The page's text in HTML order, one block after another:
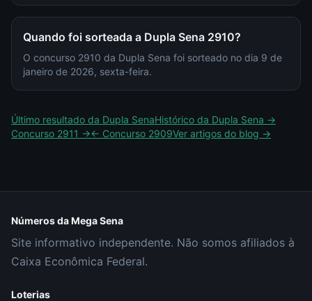
Quando foi sorteada a Dupla Sena 2910?
O concurso 2910 da Dupla Sena foi sorteado no dia 9 de
janeiro de 2026, sexta-feira.
Último resultado da Dupla SenaHistórico da Dupla Sena →
Concurso 2911 →← Concurso 2909Ver artigos do blog →
Números da Mega Sena
Site informativo independente. Não somos afiliados à
Caixa Econômica Federal.
Loterias